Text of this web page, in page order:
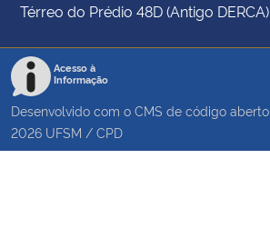
Térreo do Prédio 48D (Antigo DERCA)
Acesso à
Informação
Desenvolvido com o CMS de código aberto
2026 UFSM / CPD